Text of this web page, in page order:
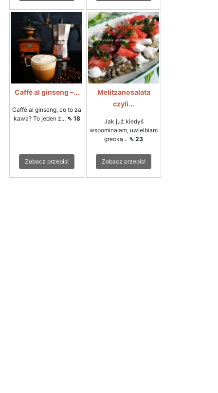
Caffè al ginseng –...
Caffè al ginseng, co to za
kawa? To jeden z... ⇖ 18
Zobacz przepis!
Melitzanosalata
czyli...
Jak już kiedyś
wspominałam, uwielbiam
grecką... ⇖ 23
Zobacz przepis!